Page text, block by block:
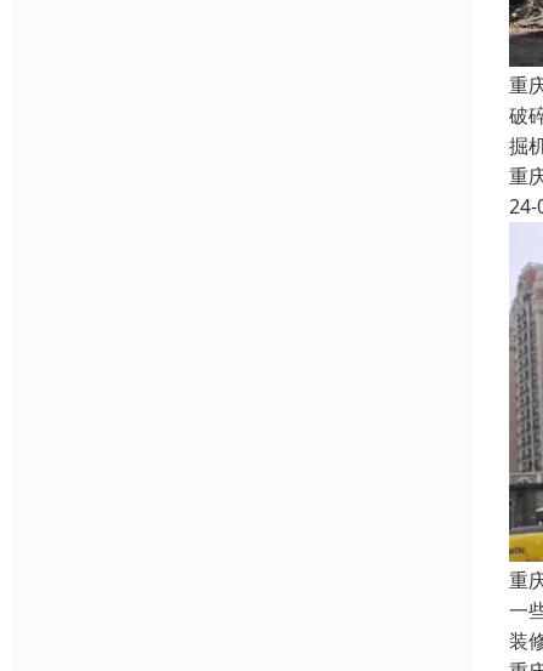
重
破
掘
重
24-
重
一
装